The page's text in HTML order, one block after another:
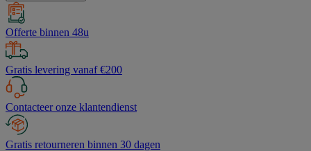
Offerte binnen 48u
Gratis levering vanaf €200
Contacteer onze klantendienst
Gratis retourneren binnen 30 dagen